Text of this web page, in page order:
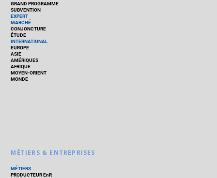
GRAND PROGRAMME
SUBVENTION
EXPERT
MARCHÉ
CONJONCTURE
ÉTUDE
INTERNATIONAL
EUROPE
ASIE
AMÉRIQUES
AFRIQUE
MOYEN-ORIENT
MONDE
MÉTIERS & ENTREPRISES
MÉTIERS
PRODUCTEUR EnR